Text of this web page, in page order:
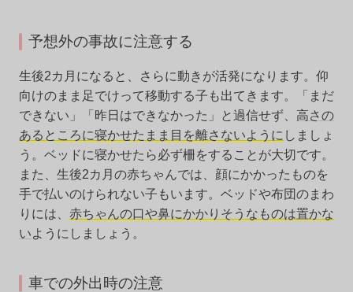
予想外の事故に注意する
生後2カ月になると、さらに動きが活発になります。仰
向けのまま足でけって移動する子も出てきます。「まだ
できない」「昨日はできなかった」と過信せず、 高さの
あるところに寝かせたまま目を離さないように しましょ
う。ベッドに寝かせたら必ず柵をすることが大切です。
また、生後2カ月の赤ちゃんでは、顔にかかったものを
手で払いのけられない子もいます。ベッドや布団のまわ
りには、 赤ちゃんの口や鼻にかかりそうなものは置かな
いようにしましょう。
車での外出時の注意